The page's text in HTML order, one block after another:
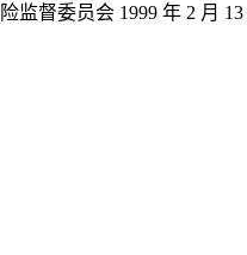
督委员会 1999 年 2 月